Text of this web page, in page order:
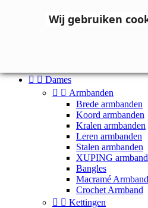
  Dames
  Armbanden
Brede armbanden
Koord armbanden
Kralen armbanden
Leren armbanden
Stalen armbanden
XUPING
Bangles
Macramé Armband
Crochet Armband
  Kettingen
Wij gebruiken